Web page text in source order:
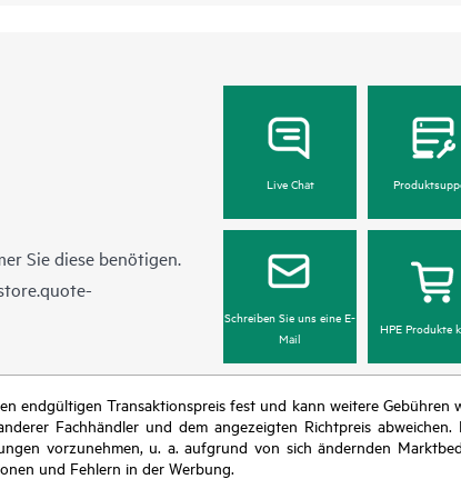
Sie diese benötigen.
Live Chat
Schreiben Sie uns eine E-
Mail
HPE Produkte
endgültigen Transaktionspreis fest und kann weitere
Fachhändler und dem angezeigten Richtpreis
vorzunehmen, u. a. aufgrund von sich ändernden
und Fehlern in der Werbung.